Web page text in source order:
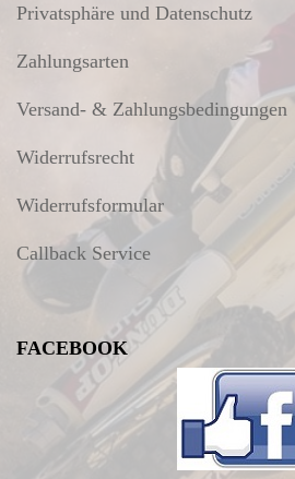
Privatsphäre und Datenschutz
Zahlungsarten
Versand- & Zahlungsbedingungen
Widerrufsrecht
Widerrufsformular
Callback Service
FACEBOOK